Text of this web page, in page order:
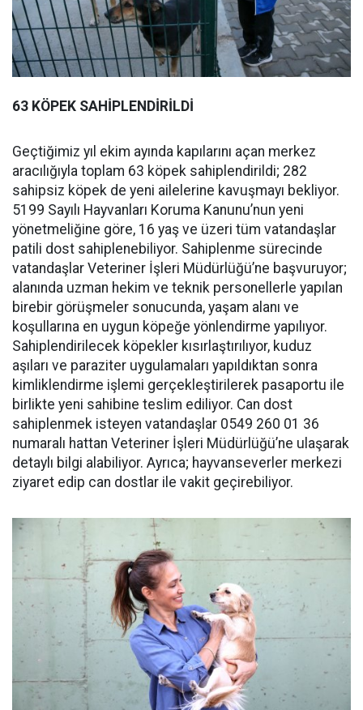
63 KÖPEK SAHİPLENDİRİLDİ
Geçtiğimiz yıl ekim ayında kapılarını açan merkez
aracılığıyla toplam 63 köpek sahiplendirildi; 282
sahipsiz köpek de yeni ailelerine kavuşmayı bekliyor.
5199 Sayılı Hayvanları Koruma Kanunu’nun yeni
yönetmeliğine göre, 16 yaş ve üzeri tüm vatandaşlar
patili dost sahiplenebiliyor. Sahiplenme sürecinde
vatandaşlar Veteriner İşleri Müdürlüğü’ne başvuruyor;
alanında uzman hekim ve teknik personellerle yapılan
birebir görüşmeler sonucunda, yaşam alanı ve
koşullarına en uygun köpeğe yönlendirme yapılıyor.
Sahiplendirilecek köpekler kısırlaştırılıyor, kuduz
aşıları ve paraziter uygulamaları yapıldıktan sonra
kimliklendirme işlemi gerçekleştirilerek pasaportu ile
birlikte yeni sahibine teslim ediliyor. Can dost
sahiplenmek isteyen vatandaşlar 0549 260 01 36
numaralı hattan Veteriner İşleri Müdürlüğü’ne ulaşarak
detaylı bilgi alabiliyor. Ayrıca; hayvanseverler merkezi
ziyaret edip can dostlar ile vakit geçirebiliyor.